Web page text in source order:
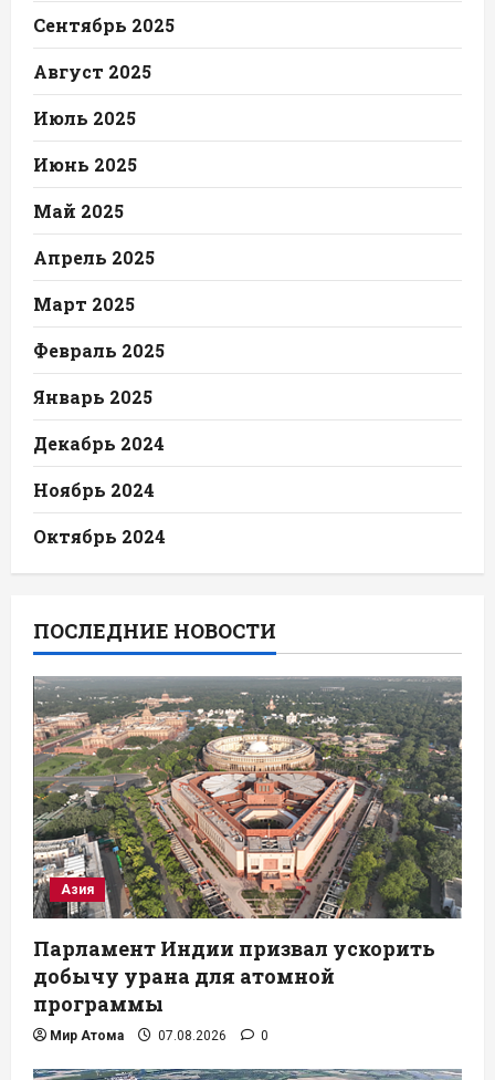
Сентябрь 2025
Август 2025
Июль 2025
Июнь 2025
Май 2025
Апрель 2025
Март 2025
Февраль 2025
Январь 2025
Декабрь 2024
Ноябрь 2024
Октябрь 2024
ПОСЛЕДНИЕ НОВОСТИ
Азия
Парламент Индии призвал ускорить
добычу урана для атомной
программы
Мир Атома 07.08.2026 0